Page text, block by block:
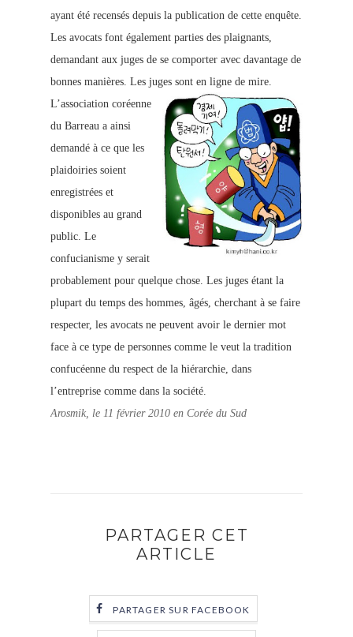
ayant été recensés depuis la publication de cette enquête.
Les avocats font également parties des plaignants,
demandant aux juges de se comporter avec davantage de
bonnes manières. Les juges sont en ligne de mire.
L’association coréenne
du Barreau a ainsi
demandé à ce que les
plaidoiries soient
enregistrées et
disponibles au grand
public. Le
confucianisme y serait
probablement pour quelque chose. Les juges étant la
plupart du temps des hommes, âgés, cherchant à se faire
respecter, les avocats ne peuvent avoir le dernier mot
face à ce type de personnes comme le veut la tradition
confucéenne du respect de la hiérarchie, dans
l’entreprise comme dans la société.
Arosmik, le 11 février 2010 en Corée du Sud
PARTAGER CET
ARTICLE
PARTAGER SUR FACEBOOK